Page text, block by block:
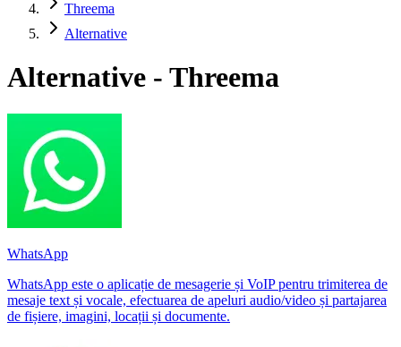
Threema
Alternative
Alternative - Threema
WhatsApp
WhatsApp este o aplicație de mesagerie și VoIP pentru trimiterea de
mesaje text și vocale, efectuarea de apeluri audio/video și partajarea
de fișiere, imagini, locații și documente.